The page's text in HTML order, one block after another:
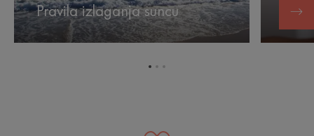
izlaganja
suncu
Pravila izlaganja suncu